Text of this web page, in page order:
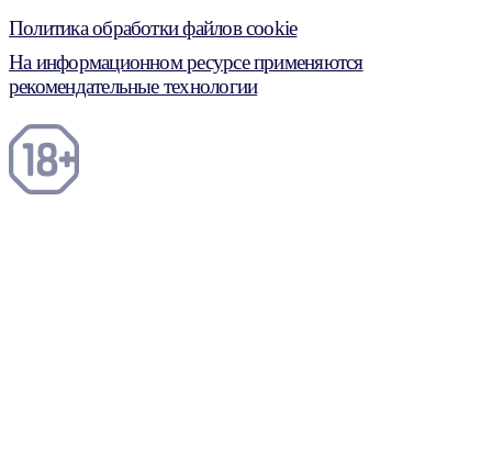
Политика обработки файлов cookie
На информационном ресурсе применяются
рекомендательные технологии